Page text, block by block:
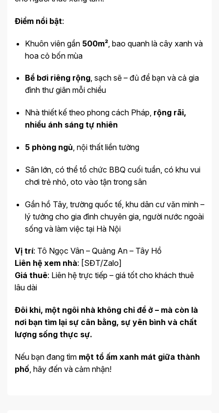
Điểm nổi bật:
Khuôn viên gần 500m², bao quanh là cây xanh và
hoa cỏ bốn mùa
Bể bơi riêng rộng, sạch sẽ – đủ để bạn và cả gia
đình thư giãn mỗi chiều
Nhà thiết kế theo phong cách Pháp, rộng rãi,
nhiều ánh sáng tự nhiên
5 phòng ngủ , nội thất liền tường
Sân lớn, có thể tổ chức BBQ cuối tuần, có khu vui
chơi trẻ nhỏ, oto vào tận trong sân
Gần hồ Tây, trường quốc tế, khu dân cư văn minh –
lý tưởng cho gia đình chuyên gia, người nước ngoài
sống và làm việc tại Hà Nội
Vị trí: Tô Ngọc Vân – Quảng An – Tây Hồ
Liên hệ xem nhà: [SĐT/Zalo]
Giá thuê: Liên hệ trực tiếp – giá tốt cho khách thuê
lâu dài
Đôi khi, một ngôi nhà không chỉ để ở – mà còn là
nơi bạn tìm lại sự cân bằng, sự yên bình và chất
lượng sống thực sự.
Nếu bạn đang tìm một tổ ấm xanh mát giữa thành
phố , hãy đến và cảm nhận!